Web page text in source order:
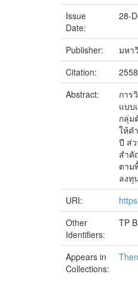
Issue
Date:
28-
Publisher:
มหา
Citation:
2558
Abstract:
การ
แบบ
กลุ่ม
ให้ค
ปี ส่
สำคั
ตาม
ลงทุ
URI:
Other
Identifiers:
TP
Appears in
Collections: